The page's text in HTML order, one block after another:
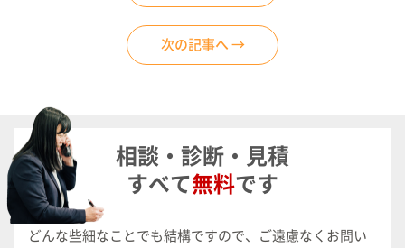
次の記事へ →
相談・診断・見積
すべて無料です
どんな些細なことでも結構ですので、ご遠慮なくお問い